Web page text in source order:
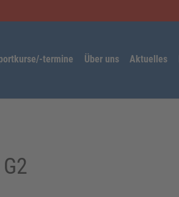
termine Über uns Aktuelles